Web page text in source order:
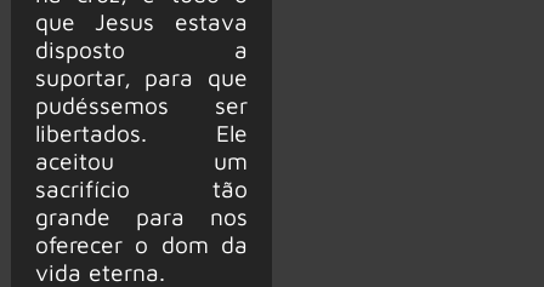
que Jesus estava
disposto a
suportar, para que
pudéssemos ser
libertados. Ele
aceitou um
sacrifício tão
grande para nos
oferecer o dom da
vida eterna.